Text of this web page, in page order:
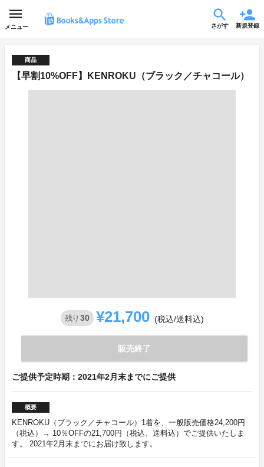
メニュー さがす 新規登録
商品
【早割10%OFF】KENROKU（ブラック／チャコール）
残り 30 ¥21,700 (税込/送料込)
販売終了
ご提供予定時期：2021年2月末までにご提供
概要
KENROKU（ブラック／チャコール）1着を、一般販売価格24,200円
（税込）→ 10％OFFの21,700円（税込、送料込）でご提供いたしま
す。 2021年2月末までにお届け致します。